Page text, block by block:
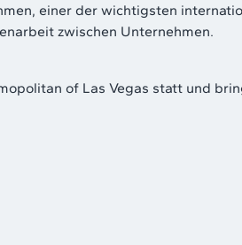
einer der wichtigsten
zwischen Unternehmen.
of Las Vegas statt und